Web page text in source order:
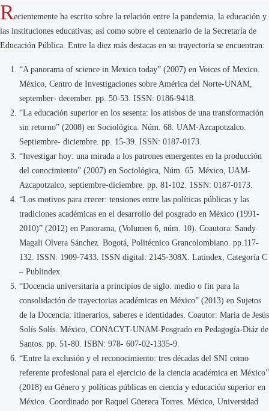
Recientemente ha escrito sobre la relación entre la pandemia, la educación y
las instituciones educativas; así como sobre el centenario de la Secretaría de
Educación Pública. Entre la diez más destacas en su trayectoria se encuentran:
“A panorama of science in Mexico today” (2007) en Voices of Mexico.
México, Centro de Investigaciones sobre América del Norte-UNAM,
september- december. pp. 50-53. ISSN: 0186-9418.
“La educación superior en los sesenta: los atisbos de una transformación
sin retorno” (2008) en Sociológica. Núm. 68. UAM-Azcapotzalco.
Septiembre- diciembre. pp. 15-39. ISSN: 0187-0173.
“Investigar hoy: una mirada a los patrones emergentes en la producción
del conocimiento” (2007) en Sociológica, Núm. 65. México, UAM-
Azcapotzalco, septiembre-diciembre. pp. 81-102. 1SSN: 0187-0173.
“Los motivos para crecer: tensiones entre las políticas públicas y las
tradiciones académicas en el desarrollo del posgrado en México (1991-
2010)” (2012) en Panorama, (Volumen 6, núm. 10). Coautora: Sandy
Magali Olvera Sánchez. Bogotá, Politécnico Grancolombiano. pp.117-
132. ISSN: 1909-7433. ISSN digital: 2145-308X. Latindex, Categoría C
– Publindex.
“Docencia universitaria a principios de siglo: medio o fin para la
consolidación de trayectorias académicas en México” (2013) en Sujetos
de la Docencia: itinerarios, saberes e identidades. Coautor: María de Jesús
Solís Solís. México, CONACYT-UNAM-Posgrado en Pedagogía-Diáz de
Santos. pp. 51-80. ISBN: 978- 607-02-1335-9.
“Entre la exclusión y el reconocimiento: tres décadas del SNI como
referente profesional para el ejercicio de la ciencia académica en México”
(2018) en Género y políticas públicas en ciencia y educación superior en
México. Coordinado por Raquel Güereca Torres. México, Universidad